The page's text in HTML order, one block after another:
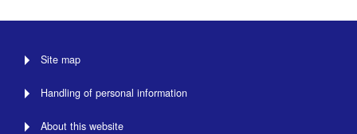
Site map
Handling of personal information
About this website